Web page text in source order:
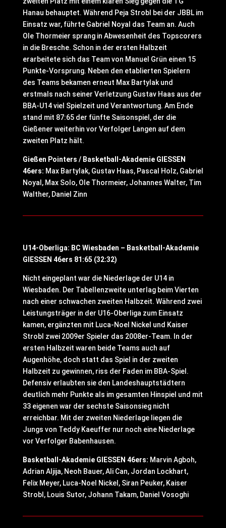
Hanau behauptet. Während Peja Strobl bei der JBBL im
Einsatz war, führte Gabriel Noyal das Team an. Auch
Ole Thormeier sprang in Abwesenheit des Topscorers
in die Bresche. Schon in der ersten Halbzeit
erarbeitete sich das Team von Manuel Grün einen 15
Punkte-Vorsprung. Neben den etablierten Spielern
des Teams bekamen erneut Max Bartylak und
erstmals nach seiner Verletzung Gustav Haas aus der
BBA-U14 viel Spielzeit und Verantwortung. Am Ende
stand mit 87:65 der fünfte Saisonspiel, der die
Gießener weiterhin vor Verfolger Langen auf dem
zweiten Platz hält.
Gießen Pointers / Basketball-Akademie GIESSEN
46ers: Max Bartylak, Gustav Haas, Pascal Holz, Gabriel
Noyal, Max Solo, Ole Thormeier, Johannes Walter, Tim
Walther, Daniel Zinn
U14-Oberliga: BC Wiesbaden – Basketball-Akademie
GIESSEN 46ers 81:65 (32:32)
Nicht eingeplant war die Niederlage der U14 in
Wiesbaden. Der Tabellenzweite unterlag beim Vierten
nach einer schwachen zweiten Halbzeit. Während zwei
Leistungsträger in der U16-Oberliga zum Einsatz
kamen, ergänzten mit Luca-Noel Nickel und Kaiser
Strobl zwei 2009er Spieler das 2008er-Team. In der
ersten Halbzeit waren beide Teams auch auf
Augenhöhe, doch statt das Spiel in der zweiten
Halbzeit zu gewinnen, riss der Faden im BBA-Spiel.
Defensiv erlaubten sie den Landeshauptstädtern
deutlich mehr Punkte als im gesamten Hinspiel und mit
33 eigenen war der sechste Saisonsieg nicht
erreichbar. Mit der zweiten Niederlage liegen die
Jungs von Teddy Kaeuffer nur noch eine Niederlage
vor Verfolger Babenhausen.
Basketball-Akademie GIESSEN 46ers: Marvin Agboh,
Adrian Aljija, Neoh Bauer, Ali Can, Jordan Lockhart,
Felix Meyer, Luca-Noel Nickel, Siran Peuker, Kaiser
Strobl, Louis Sutor, Johann Takam, Daniel Vosoghi